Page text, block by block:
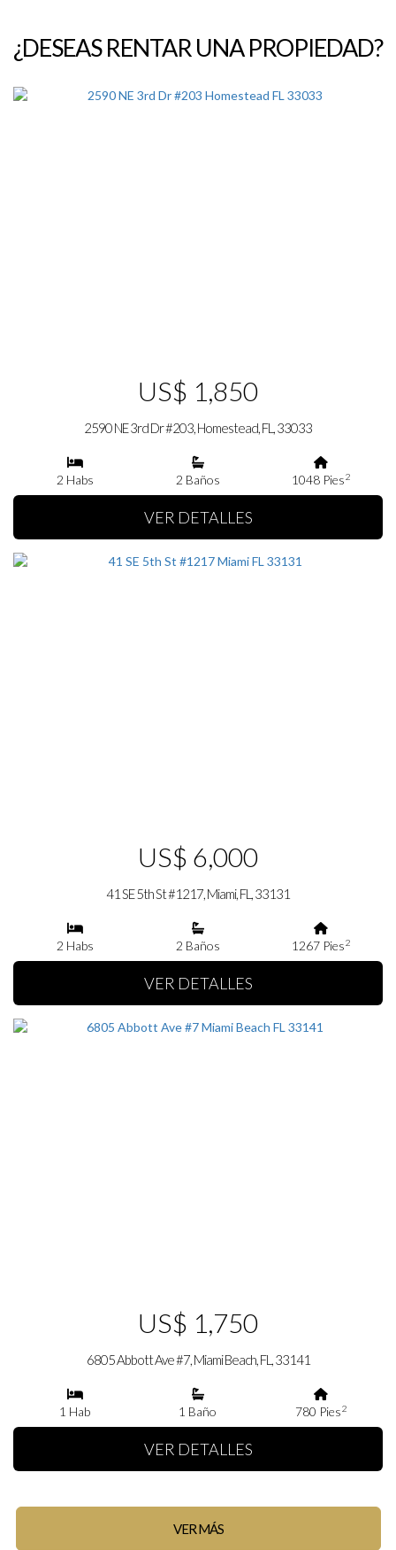
¿DESEAS RENTAR UNA PROPIEDAD?
US$ 1,850
2590 NE 3rd Dr #203, Homestead, FL, 33033
2 Habs 2 Baños 1048 Pies2
VER DETALLES
US$ 6,000
41 SE 5th St #1217, Miami, FL, 33131
2 Habs 2 Baños 1267 Pies2
VER DETALLES
US$ 1,750
6805 Abbott Ave #7, Miami Beach, FL, 33141
1 Hab 1 Baño 780 Pies2
VER DETALLES
VER MÁS